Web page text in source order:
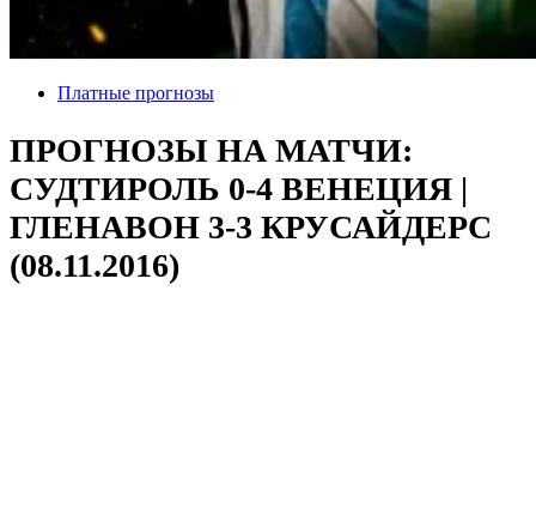
Платные прогнозы
ПРОГНОЗЫ НА МАТЧИ:
СУДТИРОЛЬ 0-4 ВЕНЕЦИЯ |
ГЛЕНАВОН 3-3 КРУСАЙДЕРС
(08.11.2016)